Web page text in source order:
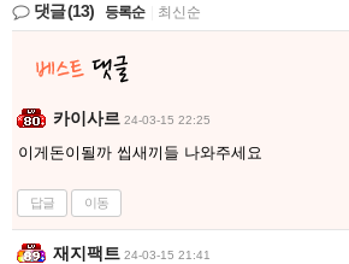
댓글(13) 등록순 최신순
카이사르 24-03-15 22:25
이게돈이될까 씹새끼들 나와주세요
답글 이동
재지팩트 24-03-15 21:41